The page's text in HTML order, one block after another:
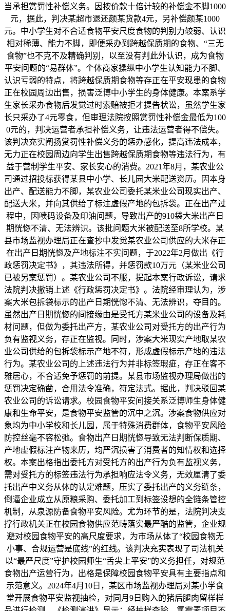
当承担赏罚性补偿义务。因按价款十倍计较的补偿金不脚1000
元，据此，判决某超市退还颜某货款4元，另补偿颜某1000
元。中小学生对不合适食物平安尺度食物的判别力较弱、认识
相对稀薄、能力不脚，即便采办到跨越保质期的食物、“三无
食物”也不克不及精确判别，以至没有判此外认识，成为食物
平安问题的“易群体”。个体商家操纵中小学生认知能力不脚、
认识亏弱的特点，将跨越保质期食物等存正在平安现患的食物
正在校园周边出售，损害泛博中小学生的身体健康。本案系学
生家长采办食物后发觉过时索赔被拒才提告状讼，虽然学生家
长只采办了4元零食，但审理法院按照赏罚性补偿金最低为100
0元的，判决运营者承担补偿义务，让违法运营者得不偿失。
该判决充实阐扬赏罚性补偿义务的惩办感化，提高违法成本，
无力正在校园周边向学生出售跨越保质期食物等违法行为，有
益于营制学生平安、家长安心的消费。2021年8月，某农业公
司通过招投标获得某县中小学、长儿园大米配送资历。因本身
出产、配送能力不脚，某农业公司委托某米业公司现实出产、
配送大米，并向其供给了标注虚假产地的包拆袋。正在出产过
程中，因喷码设备及印油问题，导致出产的910袋大米出产日
期恍惚不清、无法辨识。该批问题大米被配送至8所学校。某
县市场监视办理局正在查抄中发觉某农业公司供应的大米存正
在出产日期恍惚及产地标注不实问题，于2022年2月做出《行
政惩罚决定书》，其违法所得，并惩罚款10万元（某米业公司
已被另案惩罚）。某农业公司不服，提起本案行政诉讼，请求
法院判决撤销上述《行政惩罚决定书》。法院经审理认为，涉
案大米包拆袋标示的出产日期恍惚不清、无法辨识，夺目的。
虽然出产日期恍惚的间接缘由是受托方某米业公司的设备及耗
材问题，但做为委托出产方，某农业公司对受托方的出产行为
负有监视义务，存正在监视。同时，涉案大米现实产地取某农
业公司供给的包拆袋标示产地不符，形成虚假标示产地的违法
行为。某农业公司的上述违法行为并非标签瑕疵，存正在客不
雅居心，不合适免予惩罚的前提。某县市场监视办理局做出的
惩罚决定确凿，合用法令准确，符定法式。据此，判决驳回某
农业公司的诉讼请求。校园食物平安间接关系泛博师生身体健
康和生命平安，是食物平安监管的沉中之沉。涉案食物供应对
象均为中小学校和长儿园，属于特殊消费群体，食物平安风险
防控丝毫不容松弛。食物出产日期恍惚导致无法判断保质期、
产地虚假标注产物来历，均严沉损害了消费者的知情权和选择
权。本案出格指出委托方对受托方的出产行为负有监视义务，
需对受托方的标签违法行为承担响应法令义务，无效厘清了委
托出产中义务从体的认定难题，压实了委托出产的义务链条，
倒逼企业成立从原粮采购、委托加工到标签设想的全链条管控
机制，从泉源防备食物平安风险。尤为环节的是，法院判决支
撑行政机关正在校园食物供应范畴落实最严酷的监管，企业规
避对校园食物平安的高尺度要求，为市场从体了“校园食物无
小事、合规运营是底线”的红线。该判决充实表现了司法机关
以“最严尺度”守护校园师生“舌尖上平安”的义务担任，对规范
食物出产运营行为，出格是保障校园食物平安具有主要指点和
示范意义。2024年4月10日，某区市场监视办理局对某小学食
堂开展食物平安监视抽检，对同月9日购入的猪后腿肉留样样